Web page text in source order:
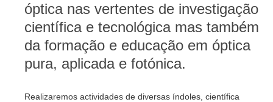
GALERIA
CONTACTOS
óptica nas vertentes de investigação
científica e tecnológica mas também
da formação e educação em óptica
pura, aplicada e fotónica.
Realizaremos actividades de diversas índoles, científica